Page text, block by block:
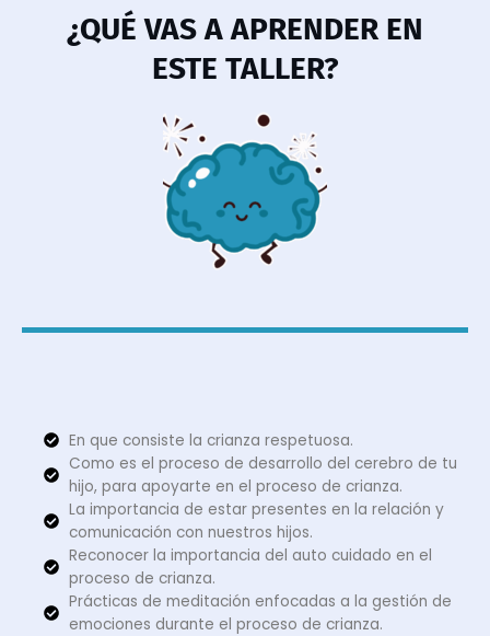
¿QUÉ VAS A APRENDER EN
ESTE TALLER?
En que consiste la crianza respetuosa.
Como es el proceso de desarrollo del cerebro de tu
hijo, para apoyarte en el proceso de crianza.
La importancia de estar presentes en la relación y
comunicación con nuestros hijos.
Reconocer la importancia del auto cuidado en el
proceso de crianza.
Prácticas de meditación enfocadas a la gestión de
emociones durante el proceso de crianza.